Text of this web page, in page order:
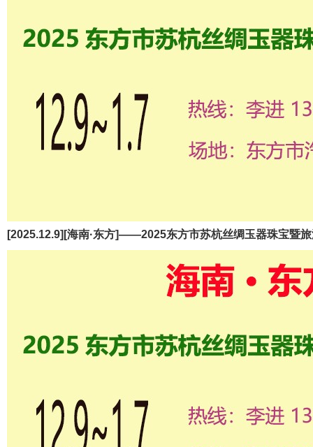
[2025.12.9][海南·东方]——2025东方市苏杭丝绸玉器珠宝暨